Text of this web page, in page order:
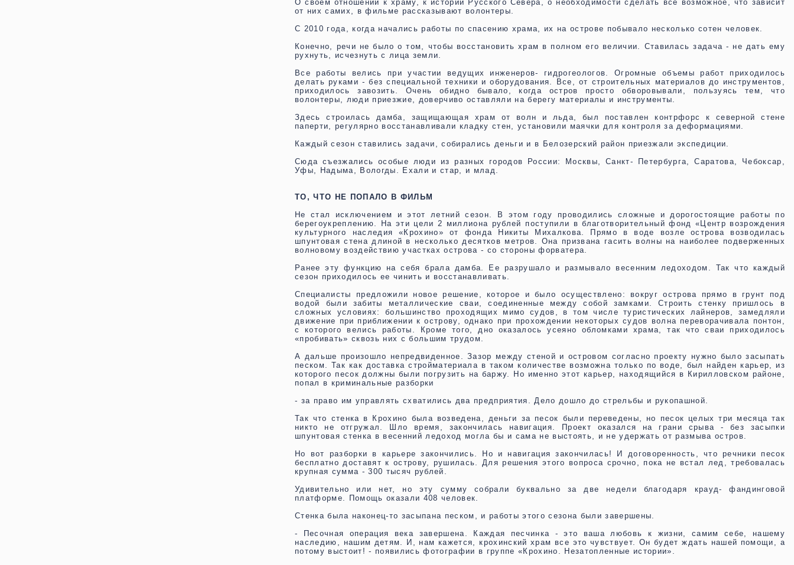
О своем отношении к храму, к истории Русского Севера, о необходимости сделать все возможное, что зависит
от них самих, в фильме рассказывают волонтеры.
С 2010 года, когда начались работы по спасению храма, их на острове побывало несколько сотен человек.
Конечно, речи не было о том, чтобы восстановить храм в полном его величии. Ставилась задача - не дать ему
рухнуть, исчезнуть с лица земли.
Все работы велись при участии ведущих инженеров- гидрогеологов. Огромные объемы работ приходилось
делать руками - без специальной техники и оборудования. Все, от строительных материалов до инструментов,
приходилось завозить. Очень обидно бывало, когда остров просто обворовывали, пользуясь тем, что
волонтеры, люди приезжие, доверчиво оставляли на берегу материалы и инструменты.
Здесь строилась дамба, защищающая храм от волн и льда, был поставлен контрфорс к северной стене
паперти, регулярно восстанавливали кладку стен, установили маячки для контроля за деформациями.
Каждый сезон ставились задачи, собирались деньги и в Белозерский район приезжали экспедиции.
Сюда съезжались особые люди из разных городов России: Москвы, Санкт- Петербурга, Саратова, Чебоксар,
Уфы, Надыма, Вологды. Ехали и стар, и млад.
ТО, ЧТО НЕ ПОПАЛО В ФИЛЬМ
Не стал исключением и этот летний сезон. В этом году проводились сложные и дорогостоящие работы по
берегоукреплению. На эти цели 2 миллиона рублей поступили в благотворительный фонд «Центр возрождения
культурного наследия «Крохино» от фонда Никиты Михалкова. Прямо в воде возле острова возводилась
шпунтовая стена длиной в несколько десятков метров. Она призвана гасить волны на наиболее подверженных
волновому воздействию участках острова - со стороны форватера.
Ранее эту функцию на себя брала дамба. Ее разрушало и размывало весенним ледоходом. Так что каждый
сезон приходилось ее чинить и восстанавливать.
Специалисты предложили новое решение, которое и было осуществлено: вокруг острова прямо в грунт под
водой были забиты металлические сваи, соединенные между собой замками. Строить стенку пришлось в
сложных условиях: большинство проходящих мимо судов, в том числе туристических лайнеров, замедляли
движение при приближении к острову, однако при прохождении некоторых судов волна переворачивала понтон,
с которого велись работы. Кроме того, дно оказалось усеяно обломками храма, так что сваи приходилось
«пробивать» сквозь них с большим трудом.
А дальше произошло непредвиденное. Зазор между стеной и островом согласно проекту нужно было засыпать
песком. Так как доставка стройматериала в таком количестве возможна только по воде, был найден карьер, из
которого песок должны были погрузить на баржу. Но именно этот карьер, находящийся в Кирилловском районе,
попал в криминальные разборки
- за право им управлять схватились два предприятия. Дело дошло до стрельбы и рукопашной.
Так что стенка в Крохино была возведена, деньги за песок были переведены, но песок целых три месяца так
никто не отгружал. Шло время, закончилась навигация. Проект оказался на грани срыва - без засыпки
шпунтовая стенка в весенний ледоход могла бы и сама не выстоять, и не удержать от размыва остров.
Но вот разборки в карьере закончились. Но и навигация закончилась! И договоренность, что речники песок
бесплатно доставят к острову, рушилась. Для решения этого вопроса срочно, пока не встал лед, требовалась
крупная сумма - 300 тысяч рублей.
Удивительно или нет, но эту сумму собрали буквально за две недели благодаря крауд- фандинговой
платформе. Помощь оказали 408 человек.
Стенка была наконец-то засыпана песком, и работы этого сезона были завершены.
- Песочная операция века завершена. Каждая песчинка - это ваша любовь к жизни, самим себе, нашему
наследию, нашим детям. И, нам кажется, крохинский храм все это чувствует. Он будет ждать нашей помощи, а
потому выстоит! - появились фотографии в группе «Крохино. Незатопленные истории».